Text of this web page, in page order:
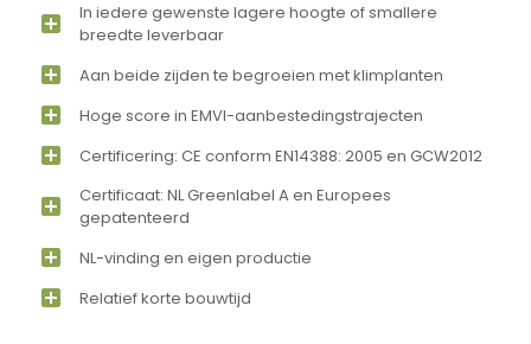
In iedere gewenste lagere hoogte of smallere
breedte leverbaar
Aan beide zijden te begroeien met klimplanten
Hoge score in EMVI-aanbestedingstrajecten
Certificering: CE conform EN14388: 2005 en GCW2012
Certificaat: NL Greenlabel A en Europees
gepatenteerd
NL-vinding en eigen productie
Relatief korte bouwtijd